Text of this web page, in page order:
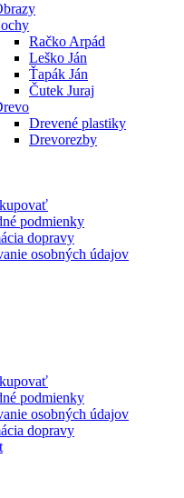
Račko Arpád
Leško Ján
Ťapák Ján
Čutek Juraj
Drevené plastiky
Drevorezby
podmienky
dopravy
osobných údajov
podmienky
osobných údajov
dopravy